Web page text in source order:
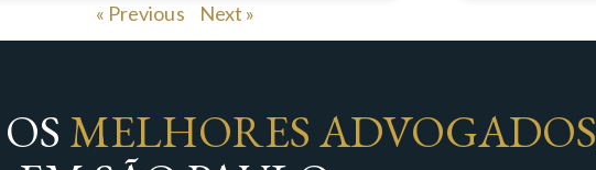
« Previous Next »
MELHORES ADVOGADOS